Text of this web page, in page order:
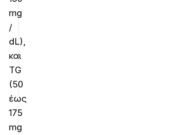
mg
/
dL),
και
TG
(50
έως
175
mg